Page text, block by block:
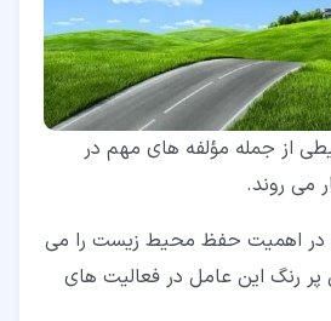
از جمله مؤلفه های مهم در
در اهمیت حفظ محیط زیست را می
رنگ این عامل در فعالیت های